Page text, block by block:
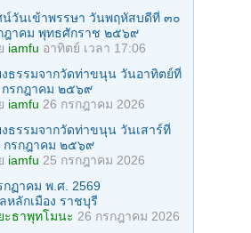
น์วันเข้าพรรษา วันพฤหัสบดีที่ ๓๐
ฎาคม พุทธศักราช ๒๕๖๙
iamfu อาทิตย์ เวลา 17:06
งธรรมจากวัดท่าขนุน วันอาทิตย์ที่
รกฎาคม ๒๕๖๙
iamfu 26 กรกฎาคม 2026
งธรรมจากวัดท่าขนุน วันเสาร์ที่
รกฎาคม ๒๕๖๙
iamfu 25 กรกฎาคม 2026
กฏาคม พ.ศ. 2569
หลักเมือง ราชบุรี
ะธาพุทโมนะ 26 กรกฎาคม 2026